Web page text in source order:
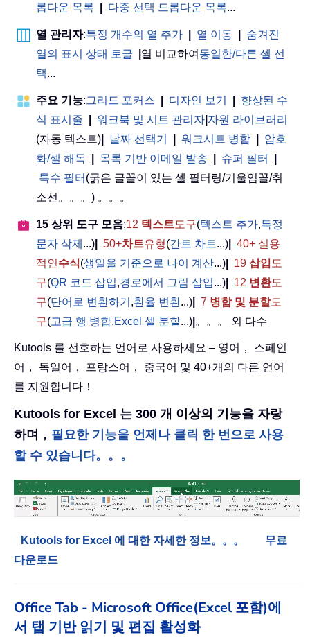
롭다운 목록
다중 선택 드롭다운 목록...
열 관리자:특정 개수의 열 추가 열 이동
숨겨진
열의 표시 상태 토글
열 비교하여 동일한/다른 셀 선
택...
주요 기능:그리드 포커스 디자인 보기
향상된 수
식 표시줄
워크북 및 시트 관리자 자원 라이브러리
(자동 텍스트)
날짜 선택기 워크시트 병합
암호
화/셀 해독
목록 기반 이메일 발송 슈퍼 필터
특수 필터 (굵은 글꼴이 있는 셀 필터링/기울임꼴/취
소선。。。) 。。。
15 상위 도구 모음:12 텍스트도구(텍스트 추가,특정
문자 삭제 ...) 50+차트유형(간트 차트...)
40+ 실용
적인수식(생일을 기준으로 나이 계산...) 19 삽입 도
구(QR 코드 삽입,경로에서 그림 삽입...) 12 변환도
구(단어로 변환하기 ,환율 변환...) 7 병합 및 분할도
구(고급 행 병합,Excel 셀 분할...) 。。。 외 다수
Kutools 를 선호하는 언어로 사용하세요 – 영어， 스페인
어， 독일어， 프랑스어， 중국어 및 40+개의 다른 언어
를 지원합니다！
Kutools for Excel 는 300 개 이상의 기능을 자랑
하며， 필요한 기능을 언제나 클릭 한 번으로 사용
할 수 있습니다。。。
Kutools for Excel 에 대한 자세한 정보。。。
무료
다운로드
Office Tab - Microsoft Office(Excel 포함)에
서 탭 기반 읽기 및 편집 활성화